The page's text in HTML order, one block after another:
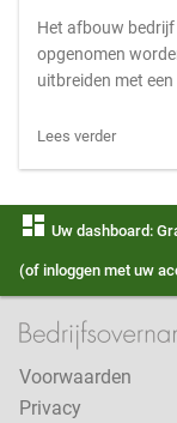
Het afbouw
opgenomen
uitbreiden met
Lees verder
dashboard Uw dashboard:
(of inloggen met uw
Voorwaarden
Privacy